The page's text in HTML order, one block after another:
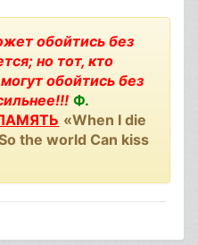
обойтись без
но тот, кто
обойтись без
Ф.
«When I die
the world Can kiss